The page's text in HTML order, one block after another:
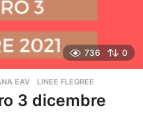
736 0
EAV LINEE FLEGREE
3 dicembre